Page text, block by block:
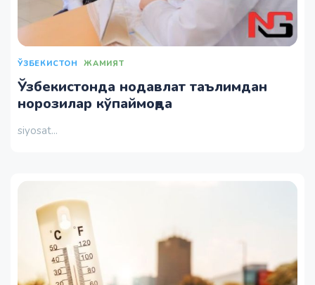
ЎЗБЕКИСТОН ЖАМИЯТ
Ўзбекистонда нодавлат таълимдан
норозилар кўпаймоқда
siyosat...